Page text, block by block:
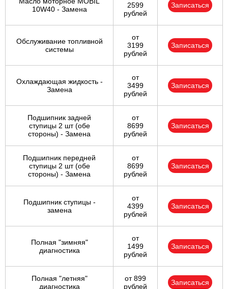
10W40 - Замена
2599
рублей
Записаться
Обслуживание топливной
системы
от
3199
рублей
Записаться
Охлаждающая жидкость -
Замена
от
3499
рублей
Записаться
Подшипник задней
ступицы 2 шт (обе
стороны) - Замена
от
8699
рублей
Записаться
Подшипник передней
ступицы 2 шт (обе
стороны) - Замена
от
8699
рублей
Записаться
Подшипник ступицы -
замена
от
4399
рублей
Записаться
Полная "зимняя"
диагностика
от
1499
рублей
Записаться
Полная "летняя"
диагностика
от 899
рублей
Записаться